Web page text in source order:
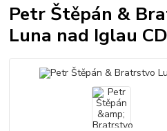
Petr Štěpán &
Luna nad Iglau CD